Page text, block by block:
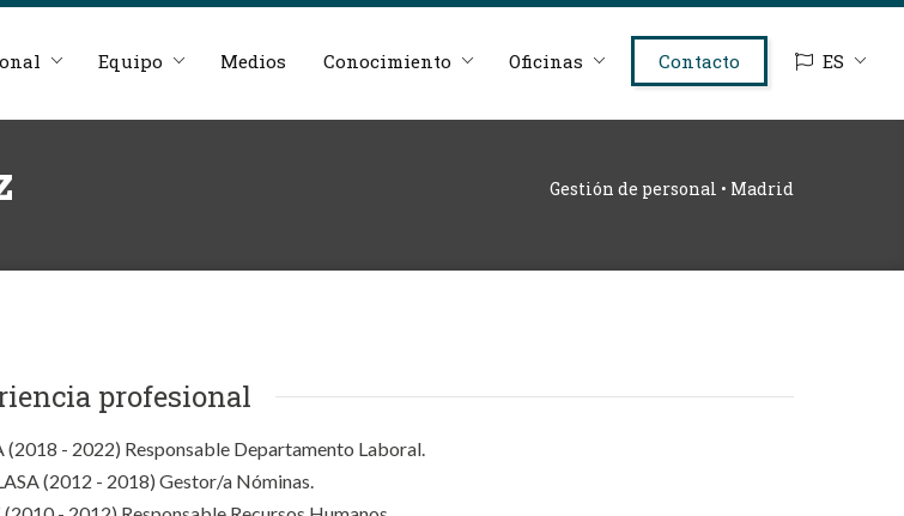
Equipo Medios Conocimiento Oficinas Contacto ES
Gestión de personal • Madrid
profesional
(2018 - 2022) Responsable Departamento Laboral.
(2012 - 2018) Gestor/a Nóminas.